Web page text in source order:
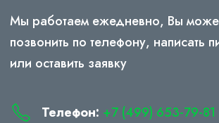
Мы работаем ежедневно, Вы
позвонить по телефону, написать
или оставить заявку
Телефон: +7 (499) 653-79-81